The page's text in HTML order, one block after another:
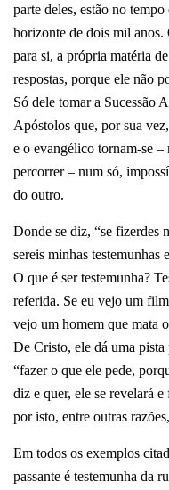
parte deles, estão no
horizonte de dois mil
para si, a própria matéria
respostas, porque ele não
Só dele tomar a Sucessão
Apóstolos que, por sua
e o evangélico tornam-se –
percorrer – num só,
do outro.
Donde se diz, “se fizerdes
sereis minhas testemunhas
O que é ser testemunha?
referida. Se eu vejo um
vejo um homem que mata
De Cristo, ele dá uma pista
“fazer o que ele pede,
diz e quer, ele se revelará
por isto, entre outras
Em todos os exemplos
passante é testemunha da